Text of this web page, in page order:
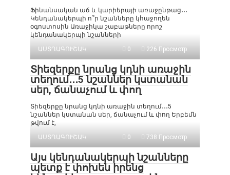
Ֆինանսական աճ և կարիերայի առաջընթաց․․․
Կենդանակերպի ո՞ր նշանները կհաջողեն
օգոստոսին Առաջիկա շաբաթները որոշ
կենդանակերպի նշանների
ԱՍՏՂԱԳՈՒՇԱԿ
0 226 Просмотр
Տիեզերքը նրանց կդնի առաջին
տեղում․․․5 նշաններ կստանան
սեր, ճանաչում և փող
Տիեզերքը նրանց կդնի առաջին տեղում․․․5
նշաններ կստանան սեր, ճանաչում և փող Երբեմն
թվում է,
ԱՍՏՂԱԳՈՒՇԱԿ
0 738 Просмотр
Այս կենդանակերպի նշանները
պետք է փոխեն իրենց